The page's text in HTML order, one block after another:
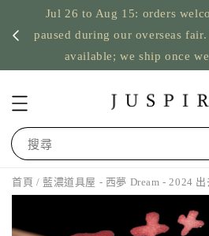
Jul 26 to Aug 15: orders
paused during our overseas
available; we ship once
搜尋
首頁 / 藍濃道具屋 - 西夢 Dream - 2024